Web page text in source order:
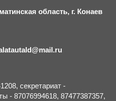
область, г. Конаев
секретариат -
- 87076994618, 87477387357,